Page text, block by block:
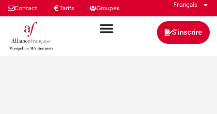
Contact Tarifs Groupes Français
S'inscrire